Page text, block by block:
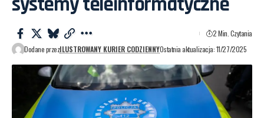
Dodane przezILUSTROWANY KURIER CODZIENNYOstatnia aktualizacja: 11/27/2025
2 Min. Czytania